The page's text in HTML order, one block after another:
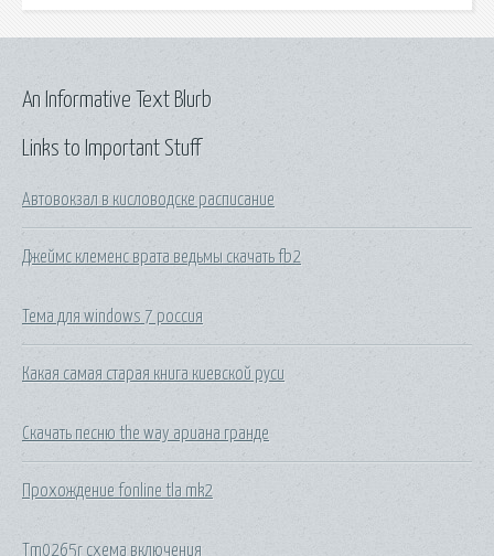
Links to Important Stuff
Автовокзал в кисловодске расписание
Джеймс клеменс врата ведьмы скачать fb2
Тема для windows 7 россия
Какая самая старая книга киевской руси
Скачать песню the way ариана гранде
Прохождение fonline tla mk2
Tm0265r схема включения
An Informative Text Blurb